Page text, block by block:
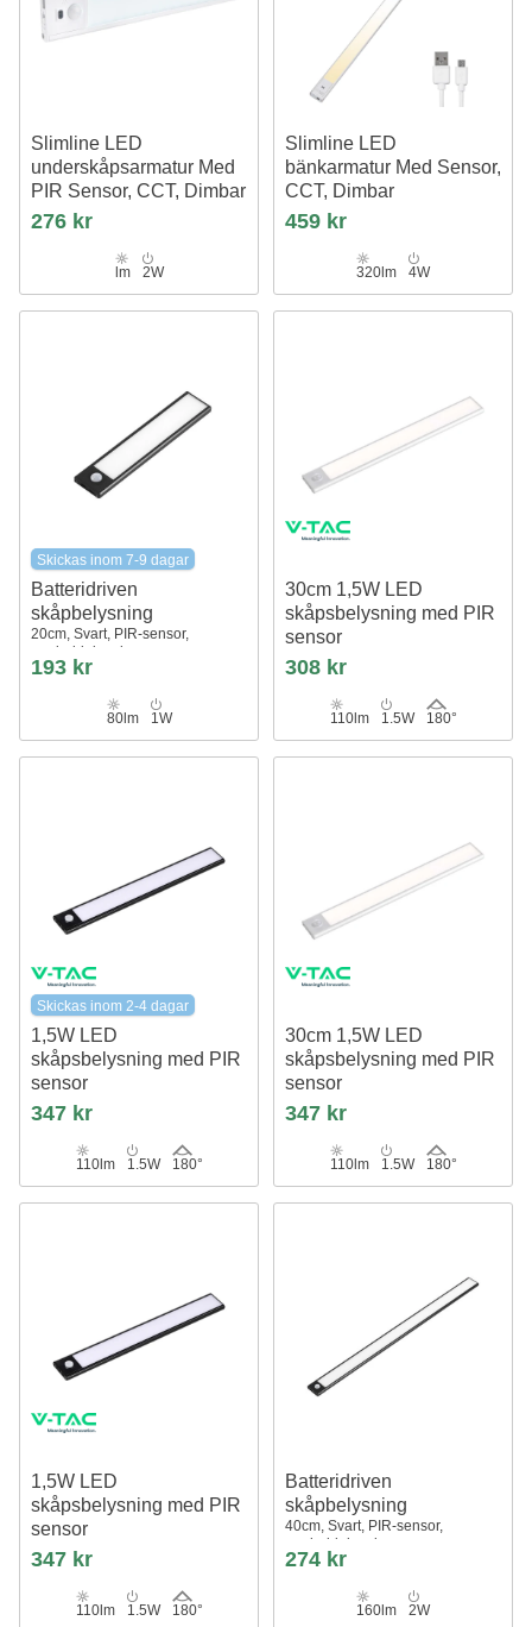
Slimline LED
underskåpsarmatur Med
PIR Sensor, CCT, Dimbar
400 mm
276 kr
lm 2W
Slimline LED
bänkarmatur Med Sensor,
CCT, Dimbar
800 mm
459 kr
320lm 4W
Skickas inom 7-9 dagar
Batteridriven
skåpbelysning
20cm, Svart, PIR-sensor,
uppladdningsbar
193 kr
80lm 1W
30cm 1,5W LED
skåpsbelysning med PIR
sensor
5V, 110lm, silver,
uppladdningsbar, 4000K
308 kr
110lm 1.5W 180°
Skickas inom 2-4 dagar
1,5W LED
skåpsbelysning med PIR
sensor
Svart, batteridriven, 30cm,
laddningsbar, inomhus
347 kr
110lm 1.5W 180°
30cm 1,5W LED
skåpsbelysning med PIR
sensor
5V, 110lm, 4000K,
uppladdningsbar, silver,
347 kr
110lm 1.5W 180°
1,5W LED
skåpsbelysning med PIR
sensor
30cm, svart, batteridriven, 4000K,
auto on/off
347 kr
110lm 1.5W 180°
Batteridriven
skåpbelysning
40cm, Svart, PIR-sensor,
uppladdningsbar
274 kr
160lm 2W